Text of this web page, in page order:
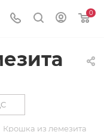
0
Крошка из лемезита